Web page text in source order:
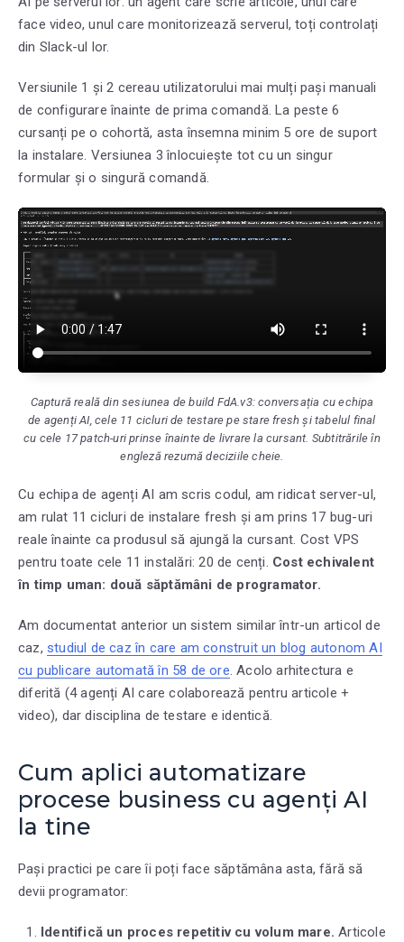
face video, unul care monitorizează serverul, toți controlați
din Slack-ul lor.
Versiunile 1 și 2 cereau utilizatorului mai mulți pași manuali
de configurare înainte de prima comandă. La peste 6
cursanți pe o cohortă, asta însemna minim 5 ore de suport
la instalare. Versiunea 3 înlocuiește tot cu un singur
formular și o singură comandă.
Captură reală din sesiunea de build FdA.v3: conversația cu echipa
de agenți AI, cele 11 cicluri de testare pe stare fresh și tabelul final
cu cele 17 patch-uri prinse înainte de livrare la cursant. Subtitrările în
engleză rezumă deciziile cheie.
Cu echipa de agenți AI am scris codul, am ridicat server-ul,
am rulat 11 cicluri de instalare fresh și am prins 17 bug-uri
reale înainte ca produsul să ajungă la cursant. Cost VPS
pentru toate cele 11 instalări: 20 de cenți. Cost echivalent
în timp uman: două săptămâni de programator.
Am documentat anterior un sistem similar într-un articol de
caz, studiul de caz în care am construit un blog autonom AI
cu publicare automată în 58 de ore. Acolo arhitectura e
diferită (4 agenți AI care colaborează pentru articole +
video), dar disciplina de testare e identică.
Cum aplici automatizare
procese business cu agenți AI
la tine
Pași practici pe care îi poți face săptămâna asta, fără să
devii programator:
Identifică un proces repetitiv cu volum mare. Articole